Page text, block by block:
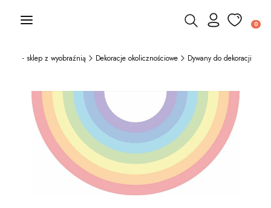
Otwórz wyszukiwarkę
- sklep z wyobraźnią Dekoracje okolicznościowe Dywany do dekoracji